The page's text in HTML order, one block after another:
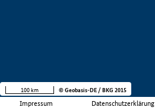
Impressum Datenschutzerklärung
100 km © Geobasis-DE / BKG 2015